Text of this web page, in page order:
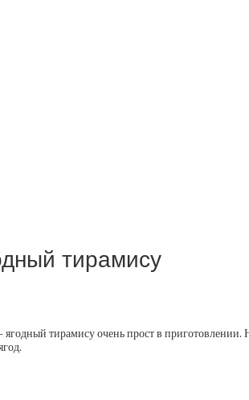
тирамису
тирамису очень прост в приготовлении.